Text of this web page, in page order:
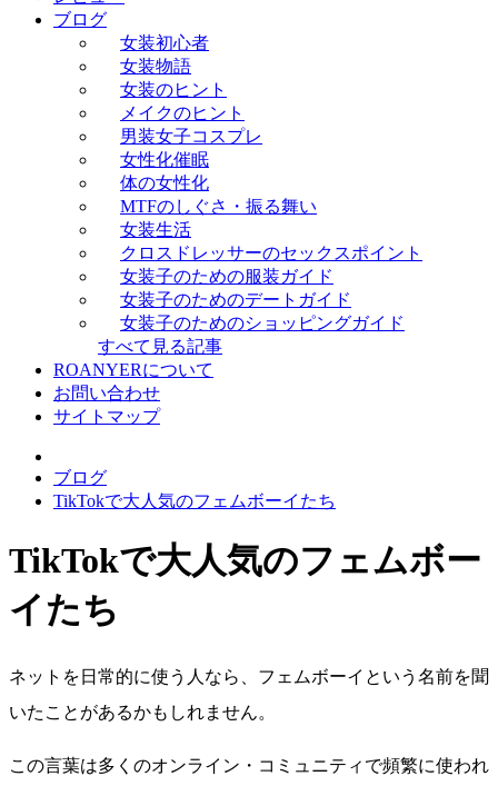
ブログ
女装初心者
女装物語
女装のヒント
メイクのヒント
男装女子コスプレ
女性化催眠
体の女性化
MTFのしぐさ・振る舞い
女装生活
クロスドレッサーのセックスポイント
女装子のための服装ガイド
女装子のためのデートガイド
女装子のためのショッピングガイド
すべて見る記事
ROANYERについて
お問い合わせ
サイトマップ
ブログ
TikTokで大人気のフェムボーイたち
TikTokで大人気のフェムボー
イたち
ネットを日常的に使う人なら、フェムボーイという名前を聞
いたことがあるかもしれません。
この言葉は多くのオンライン・コミュニティで頻繁に使われ